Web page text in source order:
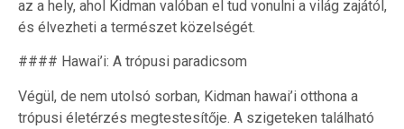
az a hely, ahol Kidman valóban el tud vonulni a világ zajától,
és élvezheti a természet közelségét.
#### Hawai’i: A trópusi paradicsom
Végül, de nem utolsó sorban, Kidman hawai’i otthona a
trópusi életérzés megtestesítője. A szigeteken található